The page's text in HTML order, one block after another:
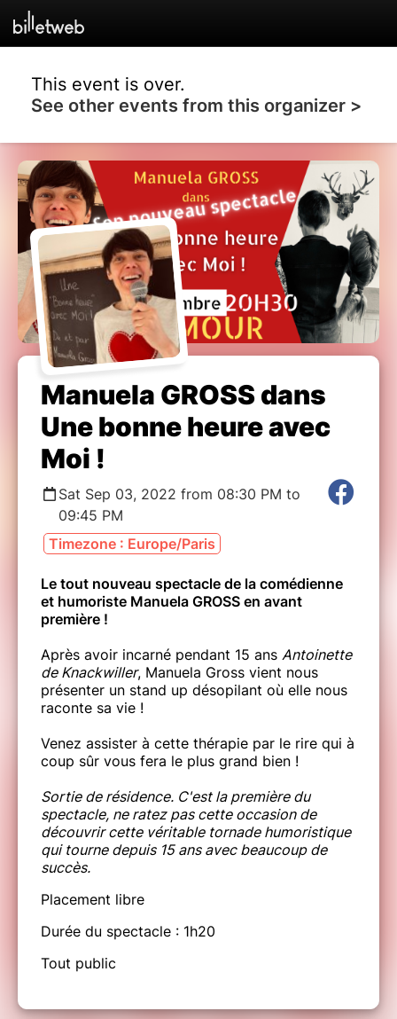
This event is over.
See other events from this organizer >
Manuela GROSS dans
Une bonne heure avec
Moi !
Sat Sep 03, 2022 from 08:30 PM to
09:45 PM
Timezone : Europe/Paris
Le tout nouveau spectacle de la comédienne
et humoriste Manuela GROSS en avant
première !
Après avoir incarné pendant 15 ans Antoinette
de Knackwiller, Manuela Gross vient nous
présenter un stand up désopilant où elle nous
raconte sa vie !
Venez assister à cette thérapie par le rire qui à
coup sûr vous fera le plus grand bien !
Sortie de résidence. C'est la première du
spectacle, ne ratez pas cette occasion de
découvrir cette véritable tornade humoristique
qui tourne depuis 15 ans avec beaucoup de
succès.
Placement libre
Durée du spectacle : 1h20
Tout public